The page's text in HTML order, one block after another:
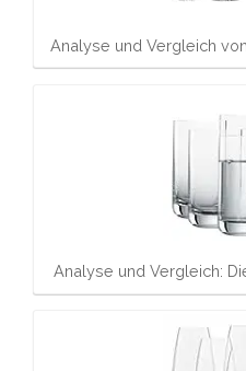
Analyse und Vergleich
Analyse und Vergleich: